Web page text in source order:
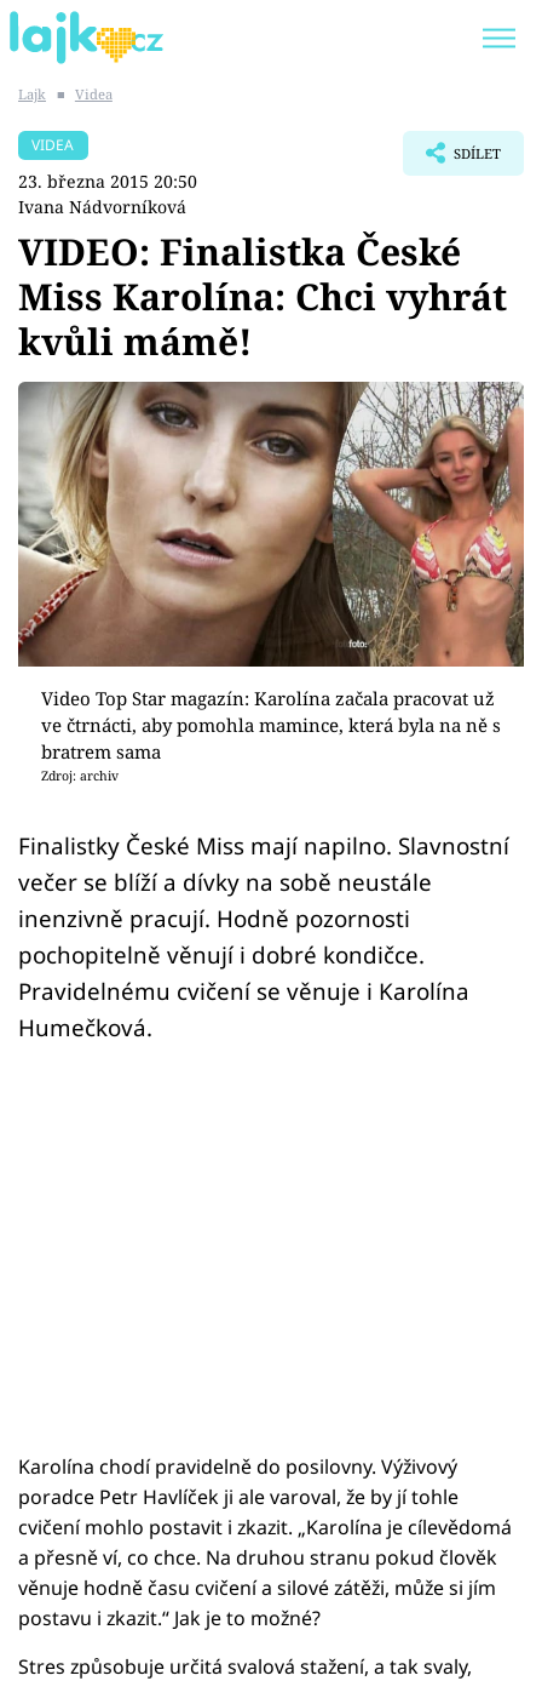
SHOPAHOLICADEL
Témata
Showbyznys
Youtubeři
Virály
Sex a vztahy
Videa
Sledujte prima+
Přihlášení
Sledujte nás
Lajk ■ Videa
VIDEA
23. března 2015 20:50
Ivana Nádvorníková
SDÍLET
VIDEO: Finalistka České
Miss Karolína: Chci vyhrát
kvůli mámě!
Video Top Star magazín: Karolína začala pracovat už
ve čtrnácti, aby pomohla mamince, která byla na ně s
bratrem sama
Zdroj: archiv
Finalistky České Miss mají napilno. Slavnostní
večer se blíží a dívky na sobě neustále
inenzivně pracují. Hodně pozornosti
pochopitelně věnují i dobré kondičce.
Pravidelnému cvičení se věnuje i Karolína
Humečková.
Karolína chodí pravidelně do posilovny. Výživový
poradce Petr Havlíček ji ale varoval, že by jí tohle
cvičení mohlo postavit i zkazit. „Karolína je cílevědomá
a přesně ví, co chce. Na druhou stranu pokud člověk
věnuje hodně času cvičení a silové zátěži, může si jím
postavu i zkazit.“ Jak je to možné?
Stres způsobuje určitá svalová stažení, a tak svaly,